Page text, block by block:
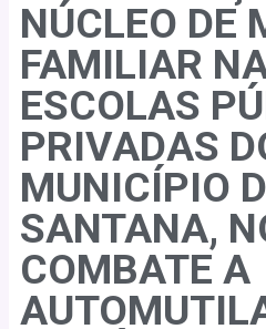
NÚCLEO DE
FAMILIAR
ESCOLAS
PRIVADAS
MUNICÍPIO
SANTANA,
COMBATE A